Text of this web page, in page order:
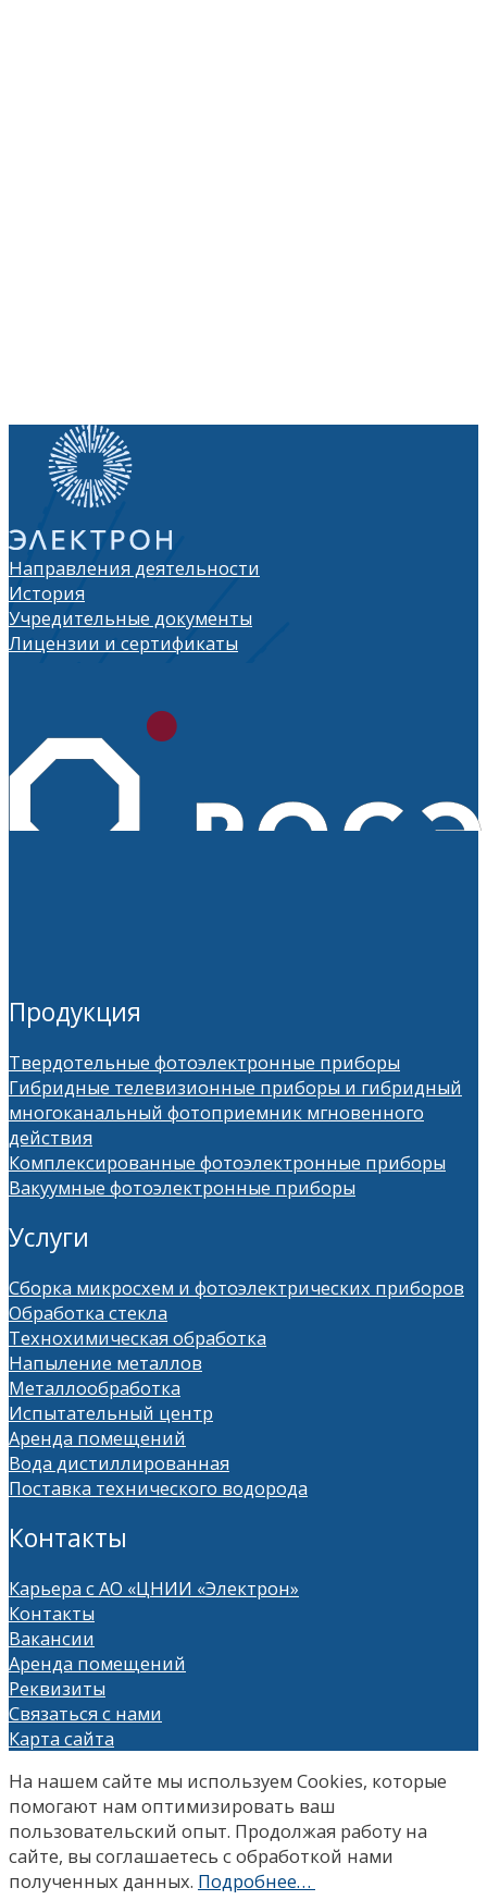
Направления деятельности
История
Учредительные документы
Лицензии и сертификаты
Продукция
Твердотельные фотоэлектронные приборы
Гибридные телевизионные приборы и гибридный
многоканальный фотоприемник мгновенного
действия
Комплексированные фотоэлектронные приборы
Вакуумные фотоэлектронные приборы
Услуги
Сборка микросхем и фотоэлектрических приборов
Обработка стекла
Технохимическая обработка
Напыление металлов
Металлообработка
Испытательный центр
Аренда помещений
Вода дистиллированная
Поставка технического водорода
Контакты
Карьера с АО «ЦНИИ «Электрон»
Контакты
Вакансии
Аренда помещений
Реквизиты
Связаться с нами
Карта сайта
На нашем сайте мы используем Сookies, которые
помогают нам оптимизировать ваш
пользовательский опыт. Продолжая работу на
сайте, вы соглашаетесь с обработкой нами
полученных данных. Подробнее…